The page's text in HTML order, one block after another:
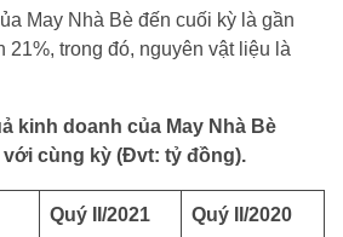
May Nhà Bè đến cuối kỳ là gần
21%, trong đó, nguyên vật liệu là
kinh doanh của May Nhà Bè
với cùng kỳ (Đvt: tỷ đồng).
Quý II/2021 Quý II/2020